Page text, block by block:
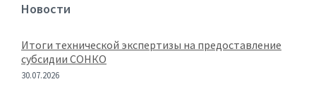
Новости
Итоги технической экспертизы на предоставление
субсидии СОНКО
30.07.2026